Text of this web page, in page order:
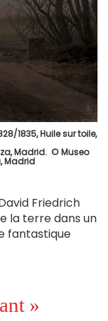
1835, Huile sur toile,
Madrid. © Museo
Madrid
Friedrich
la terre dans un
fantastique
»